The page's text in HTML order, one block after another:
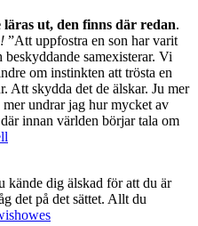
ut, den finns där redan.
”Att uppfostra en son har varit
samexisterar. Vi
om instinkten att trösta en
Att skydda det de älskar. Ju mer
undrar jag hur mycket av
innan världen börjar tala om
kände dig älskad för att du är
det på det sättet. Allt du